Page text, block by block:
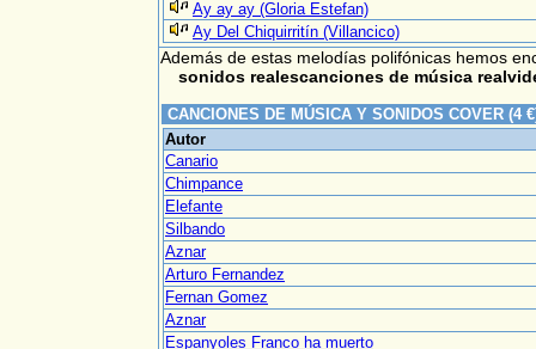
Ay ay ay (Gloria Estefan)
Ay Del Chiquirritín (Villancico)
Además de estas melodías polifónicas hemos
sonidos realescanciones de música
CANCIONES DE MÚSICA Y SONIDOS COVER (4
Autor
Canario
Chimpance
Elefante
Silbando
Aznar
Arturo Fernandez
Fernan Gomez
Aznar
Espanyoles Franco ha muerto